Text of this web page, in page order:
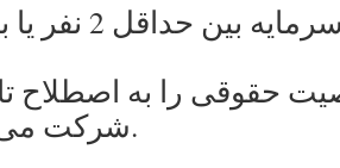
به اشتراک گذاشتن
حقوقی را به اصطلاح
شرکت می گویند.